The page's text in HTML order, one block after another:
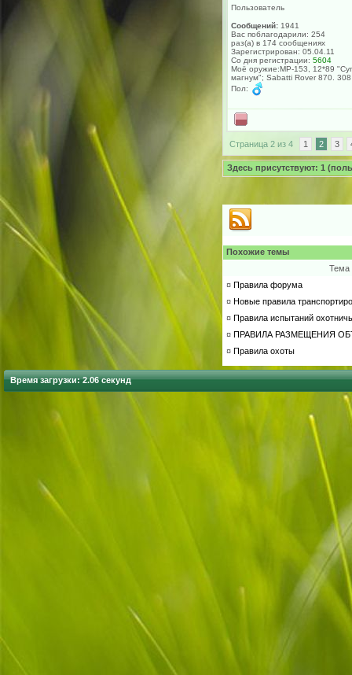
Пользователь
Сообщений: 1941
Вас поблагодарили: 254
раз(а) в 174 сообщениях
Зарегистрирован: 05.04.11
Со дня регистрации: 5604
Моё оружие:МР-153, 12*89
магнум"; Sabatti Rover 870. 308
Пол:
Страница 2 из 4 1 2 3
Здесь присутствуют: 1
Похожие темы
Тема
¤ Правила форума
¤ Новые правила
¤ Правила испытаний
¤ ПРАВИЛА РАЗМЕЩЕНИЯ
¤ Правила охоты
Время загрузки: 2.06 секунд